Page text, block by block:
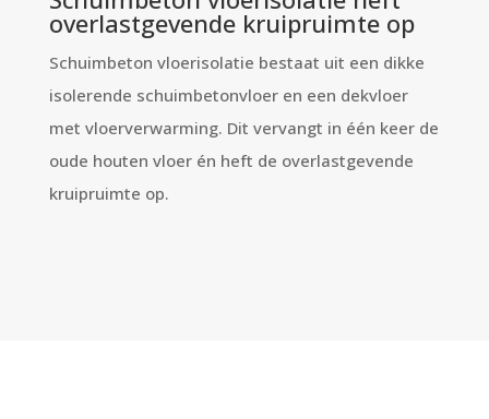
overlastgevende kruipruimte op
Schuimbeton vloerisolatie bestaat uit een dikke
isolerende schuimbetonvloer en een dekvloer
met vloerverwarming. Dit vervangt in één keer de
oude houten vloer én heft de overlastgevende
kruipruimte op.